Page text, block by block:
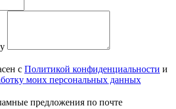
с Политикой конфиденциальности и
моих персональных данных
предложения по почте